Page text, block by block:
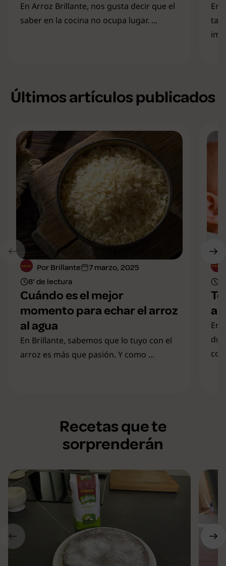
En Arroz Brillante, nos gusta decir que el
saber en la cocina no ocupa lugar. ...
En
Últimos artículos publicados
Por Brillante
7 marzo, 2025
8' de lectura
Cuándo es el mejor
momento para echar el arroz
al agua
En Brillante, sabemos que lo tuyo con el
arroz es más que pasión. Y como ...
En
Recetas que te
sorprenderán